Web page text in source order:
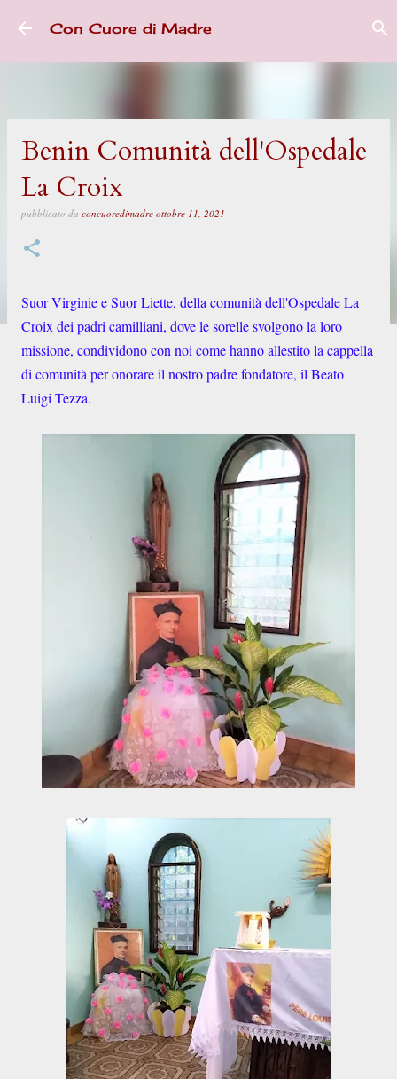
Passa ai contenuti principali
Con Cuore di Madre
Benin Comunità dell'Ospedale
La Croix
pubblicato da concuoredimadre ottobre 11, 2021
Suor Virginie e Suor Liette, della comunità dell'Ospedale La
Croix dei padri camilliani, dove le sorelle svolgono la loro
missione, condividono con noi come hanno allestito la cappella
di comunità per onorare il nostro padre fondatore, il Beato
Luigi Tezza.